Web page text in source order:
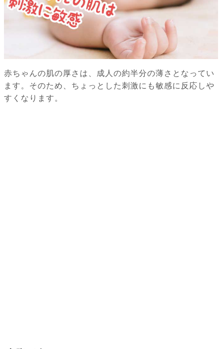
赤ちゃんの肌の厚さは、成人の約半分の薄さとなってい
ます。そのため、ちょっとした刺激にも敏感に反応しや
すくなります。